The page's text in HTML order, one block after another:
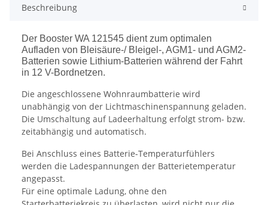
Beschreibung
Der Booster WA 121545 dient zum optimalen
Aufladen von Bleisäure-/ Bleigel-, AGM1- und AGM2-
Batterien sowie Lithium-Batterien während der Fahrt
in 12 V-Bordnetzen.
Die angeschlossene Wohnraumbatterie wird
unabhängig von der Lichtmaschinenspannung geladen.
Die Umschaltung auf Ladeerhaltung erfolgt strom- bzw.
zeitabhängig und automatisch.
Bei Anschluss eines Batterie-Temperaturfühlers
werden die Ladespannungen der Batterietemperatur
angepasst.
Für eine optimale Ladung, ohne den